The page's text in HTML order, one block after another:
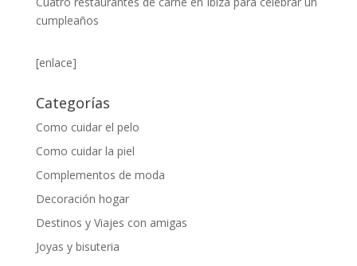
cumpleaños
[enlace]
Categorías
Como cuidar el pelo
Como cuidar la piel
Complementos de moda
Decoración hogar
Destinos y Viajes con amigas
Joyas y bisuteria